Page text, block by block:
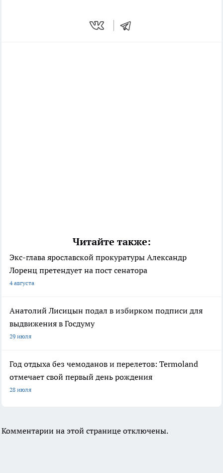
Читайте также:
Экс-глава ярославской прокуратуры Александр
Лоренц претендует на пост сенатора
4 августа
Анатолий Лисицын подал в избирком подписи для
выдвижения в Госдуму
29 июля
Год отдыха без чемоданов и перелетов: Termoland
отмечает свой первый день рождения
28 июля
Комментарии на этой странице отключены.